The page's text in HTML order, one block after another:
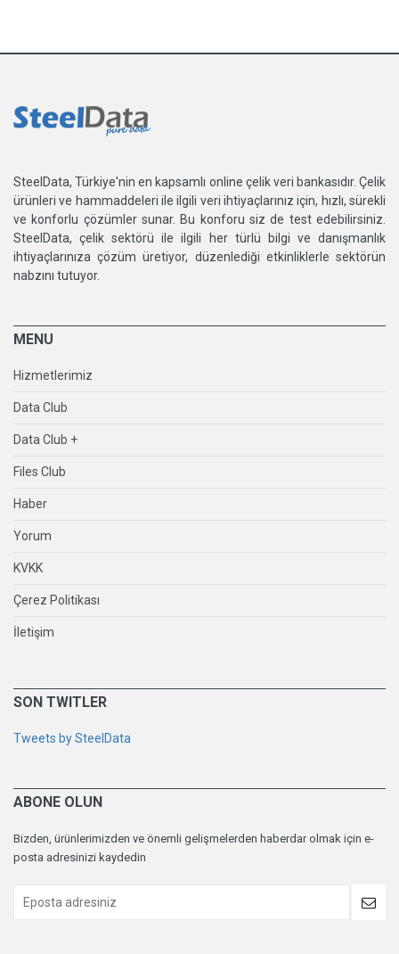
SteelData, Türkiye'nin en kapsamlı online çelik veri bankasıdır. Çelik
ürünleri ve hammaddeleri ile ilgili veri ihtiyaçlarınız için, hızlı, sürekli
ve konforlu çözümler sunar. Bu konforu siz de test edebilirsiniz.
SteelData, çelik sektörü ile ilgili her türlü bilgi ve danışmanlık
ihtiyaçlarınıza çözüm üretiyor, düzenlediği etkinliklerle sektörün
nabzını tutuyor.
MENU
Hizmetlerimiz
Data Club
Data Club +
Files Club
Haber
Yorum
KVKK
Çerez Politikası
İletişim
SON TWITLER
Tweets by SteelData
ABONE OLUN
Bizden, ürünlerimizden ve önemli gelişmelerden haberdar olmak için e-
posta adresinizi kaydedin